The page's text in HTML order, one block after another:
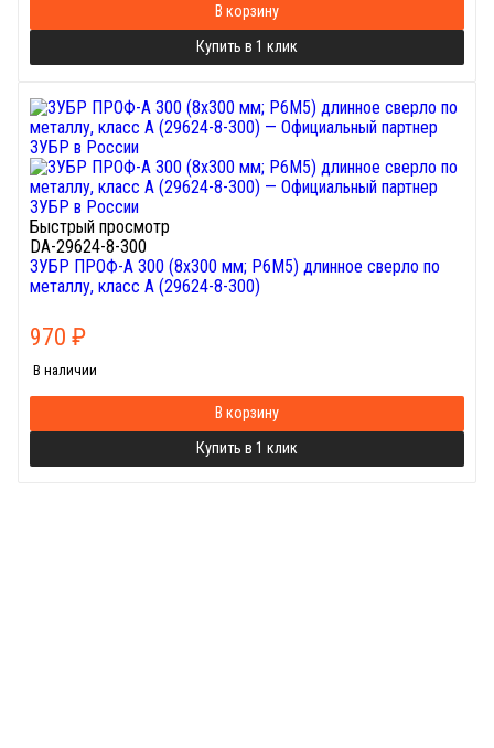
В корзину
Купить в 1 клик
Быстрый просмотр
DA-29624-8-300
ЗУБР ПРОФ-А 300 (8х300 мм; Р6М5) длинное сверло по
металлу, класс А (29624-8-300)
970 ₽
В наличии
В корзину
Купить в 1 клик